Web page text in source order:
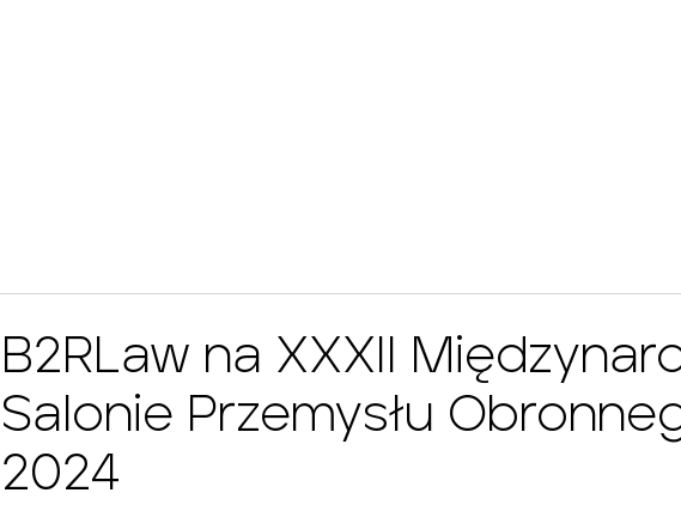
B2RLaw na XXXII
Salonie Przemysłu
2024